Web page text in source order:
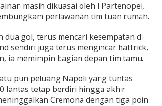
masih dikuasai oleh I Partenopei,
perlawanan tim tuan rumah.
dua gol, terus mencari kesempatan di
sendiri juga terus mengincar hattrick,
ia memimpin bagian depan tim tamu.
pun peluang Napoli yang tuntas
lantas tetap berdiri hingga akhir
Cremona dengan tiga poin